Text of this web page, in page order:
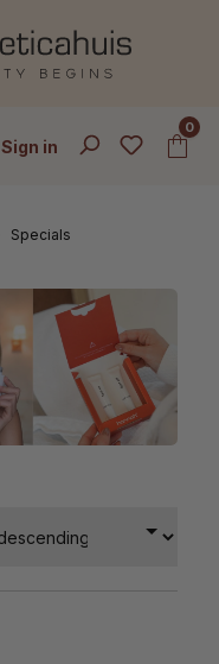
Sign in
0
Specials